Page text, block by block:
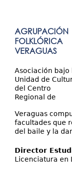
AGRUPACIÓN
FOLKLÓRICA
VERAGUAS
Asociación bajo
Unidad de
del Centro
Regional de
Veraguas
facultades que
del baile y la
Director
Licenciatura en